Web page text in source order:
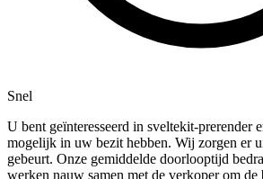
Snel
U bent geïnteresseerd in sveltekit-prerender
mogelijk in uw bezit hebben. Wij zorgen er
gebeurt. Onze gemiddelde doorlooptijd
werken nauw samen met de verkoper om de